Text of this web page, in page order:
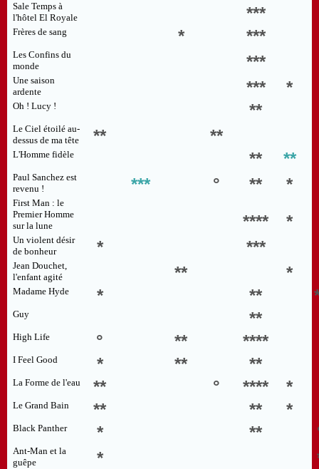
Sale Temps à
l'hôtel El Royale
***
Frères de sang * ***
Les Confins du
monde
***
Une saison
ardente
*** *
Oh ! Lucy ! **
Le Ciel étoilé au-
dessus de ma tête
** **
L'Homme fidèle ** **
Paul Sanchez est
revenu !
*** ° ** *
First Man : le
Premier Homme
sur la lune
**** *
Un violent désir
de bonheur
* ***
Jean Douchet,
l'enfant agité
** *
Madame Hyde * **
Guy **
High Life ° ** ****
I Feel Good * ** **
La Forme de l'eau ** ° **** *
Le Grand Bain ** ** *
Black Panther * **
Ant-Man et la
guêpe
*